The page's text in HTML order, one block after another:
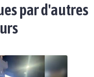
par d'autres